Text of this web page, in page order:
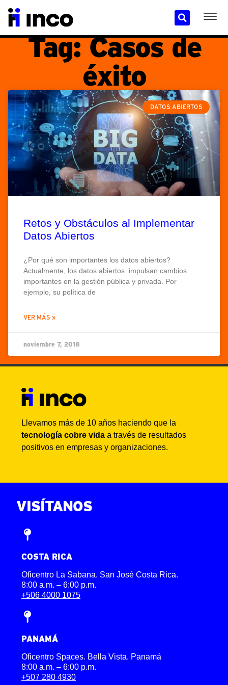
ENGLISH
Tag: Casos de
éxito
DATOS ABIERTOS
Retos y Obstáculos al Implementar
Datos Abiertos
¿Por qué son importantes los datos abiertos?
Actualmente, los datos abiertos impulsan cambios
importantes en la gestión pública y privada. Por
ejemplo, su política de
VER MÁS »
noviembre 7, 2018
Llevamos más de 10 años haciendo que la
tecnología cobre vida a través de resultados
positivos en empresas y organizaciones.
VISÍTANOS
COSTA RICA
Oficentro La Sabana. San José Costa Rica.
8:00 a.m. – 6:00 p.m.
+506 4000 1075
PANAMÁ
Oficentro Spaces. Bella Vista. Panamá
8:00 a.m. – 6:00 p.m.
+507 280 4930